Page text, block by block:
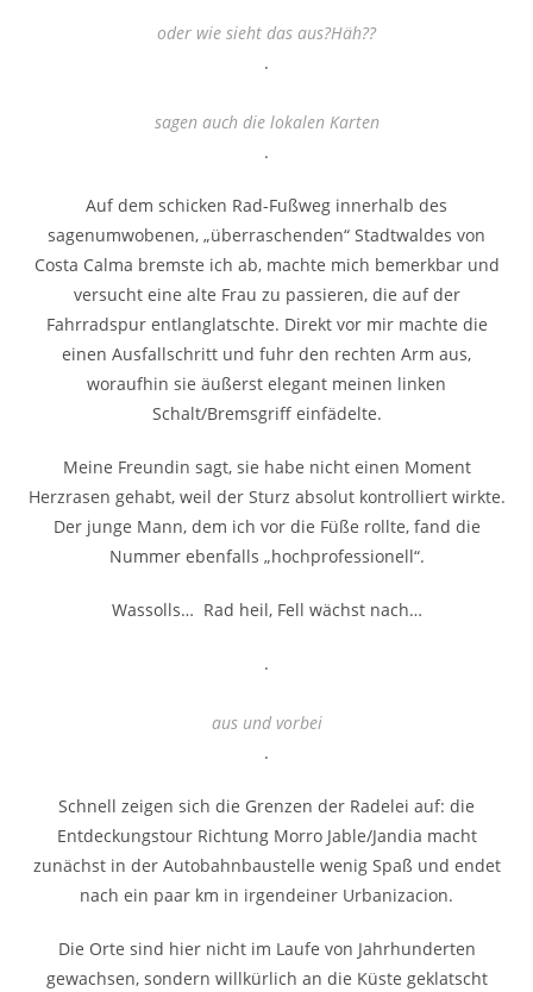
oder wie sieht das aus?Häh??
.
sagen auch die lokalen Karten
.
Auf dem schicken Rad-Fußweg innerhalb des
sagenumwobenen, „überraschenden“ Stadtwaldes von
Costa Calma bremste ich ab, machte mich bemerkbar und
versucht eine alte Frau zu passieren, die auf der
Fahrradspur entlanglatschte. Direkt vor mir machte die
einen Ausfallschritt und fuhr den rechten Arm aus,
woraufhin sie äußerst elegant meinen linken
Schalt/Bremsgriff einfädelte.
Meine Freundin sagt, sie habe nicht einen Moment
Herzrasen gehabt, weil der Sturz absolut kontrolliert wirkte.
Der junge Mann, dem ich vor die Füße rollte, fand die
Nummer ebenfalls „hochprofessionell“.
Wassolls… Rad heil, Fell wächst nach…
.
aus und vorbei
.
Schnell zeigen sich die Grenzen der Radelei auf: die
Entdeckungstour Richtung Morro Jable/Jandia macht
zunächst in der Autobahnbaustelle wenig Spaß und endet
nach ein paar km in irgendeiner Urbanizacion.
Die Orte sind hier nicht im Laufe von Jahrhunderten
gewachsen, sondern willkürlich an die Küste geklatscht